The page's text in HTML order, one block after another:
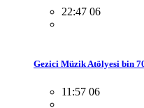
22:47 06
Gezici Müzik Atölyesi bin
11:57 06